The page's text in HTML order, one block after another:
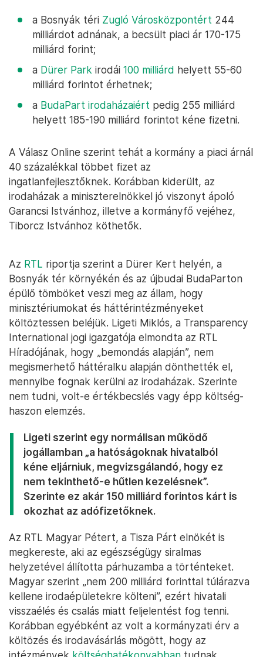
a Bosnyák téri Zugló Városközpontért 244
milliárdot adnának, a becsült piaci ár 170-175
milliárd forint;
a Dürer Park irodái 100 milliárd helyett 55-60
milliárd forintot érhetnek;
a BudaPart irodaházaiért pedig 255 milliárd
helyett 185-190 milliárd forintot kéne fizetni.
A Válasz Online szerint tehát a kormány a piaci árnál
40 százalékkal többet fizet az
ingatlanfejlesztőknek. Korábban kiderült, az
irodaházak a miniszterelnökkel jó viszonyt ápoló
Garancsi Istvánhoz, illetve a kormányfő vejéhez,
Tiborcz Istvánhoz köthetők.
Az RTL riportja szerint a Dürer Kert helyén, a
Bosnyák tér környékén és az újbudai BudaParton
épülő tömböket veszi meg az állam, hogy
minisztériumokat és háttérintézményeket
költöztessen beléjük. Ligeti Miklós, a Transparency
International jogi igazgatója elmondta az RTL
Híradójának, hogy „bemondás alapján”, nem
megismerhető háttéralku alapján dönthették el,
mennyibe fognak kerülni az irodaházak. Szerinte
nem tudni, volt-e értékbecslés vagy épp költség-
haszon elemzés.
Ligeti szerint egy normálisan működő
jogállamban „a hatóságoknak hivatalból
kéne eljárniuk, megvizsgálandó, hogy ez
nem tekinthető-e hűtlen kezelésnek”.
Szerinte ez akár 150 milliárd forintos kárt is
okozhat az adófizetőknek.
Az RTL Magyar Pétert, a Tisza Párt elnökét is
megkereste, aki az egészségügy siralmas
helyzetével állította párhuzamba a történteket.
Magyar szerint „nem 200 milliárd forinttal túlárazva
kellene irodaépületekre költeni”, ezért hivatali
visszaélés és csalás miatt feljelentést fog tenni.
Korábban egyébként az volt a kormányzati érv a
költözés és irodavásárlás mögött, hogy az